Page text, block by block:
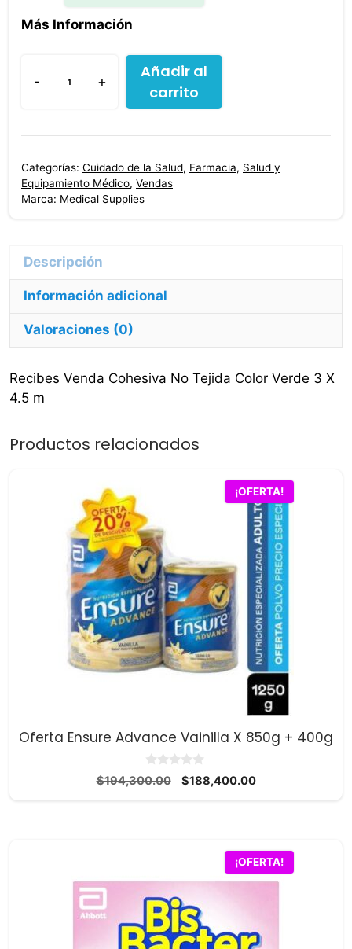
Más Información
-
Venda
Cohesiva
No
Color
Verde
m
cantidad
+
Añadir al
carrito
Categorías: Cuidado de la Salud, Farmacia, Salud y
Equipamiento Médico, Vendas
Marca: Medical Supplies
Descripción
Información adicional
Valoraciones (0)
Recibes Venda Cohesiva No Tejida Color Verde 3 X
4.5 m
Productos relacionados
¡OFERTA!
Oferta Ensure Advance Vainilla X 850g + 400g
0
d
$194,300.00
El
$188,400.00El
¡OFERTA!